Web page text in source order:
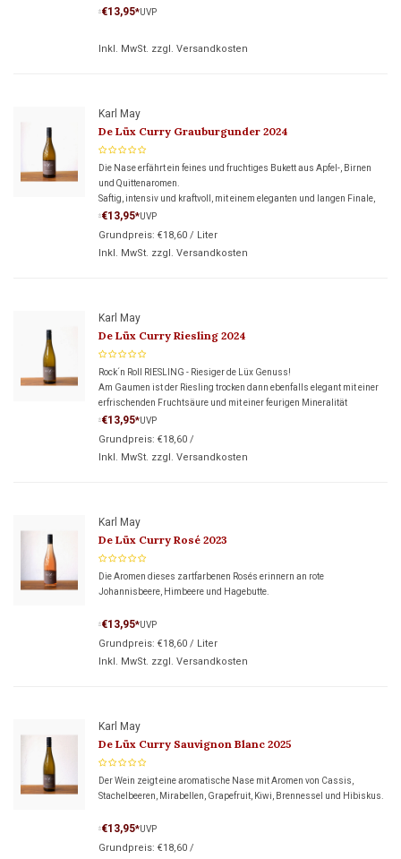
Blutsbrüder geben.
*€13,95*UVP
Inkl. MwSt. zzgl. Versandkosten
Karl May
De Lüx Curry Grauburgunder 2024
Die Nase erfährt ein feines und fruchtiges Bukett aus Apfel-, Birnen
und Quittenaromen.
Saftig, intensiv und kraftvoll, mit einem eleganten und langen Finale,
überzeugt dieser Grauburgunder am Gaumen.
*€13,95*UVP
Grundpreis: €18,60 / Liter
Inkl. MwSt. zzgl. Versandkosten
Karl May
De Lüx Curry Riesling 2024
Rock´n Roll RIESLING - Riesiger de Lüx Genuss!
Am Gaumen ist der Riesling trocken dann ebenfalls elegant mit einer
erfrischenden Fruchtsäure und mit einer feurigen Mineralität
anzutreffen.
*€13,95*UVP
Grundpreis: €18,60 /
Inkl. MwSt. zzgl. Versandkosten
Karl May
De Lüx Curry Rosé 2023
Die Aromen dieses zartfarbenen Rosés erinnern an rote
Johannisbeere, Himbeere und Hagebutte.
*€13,95*UVP
Grundpreis: €18,60 / Liter
Inkl. MwSt. zzgl. Versandkosten
Karl May
De Lüx Curry Sauvignon Blanc 2025
Der Wein zeigt eine aromatische Nase mit Aromen von Cassis,
Stachelbeeren, Mirabellen, Grapefruit, Kiwi, Brennessel und Hibiskus.
*€13,95*UVP
Grundpreis: €18,60 /